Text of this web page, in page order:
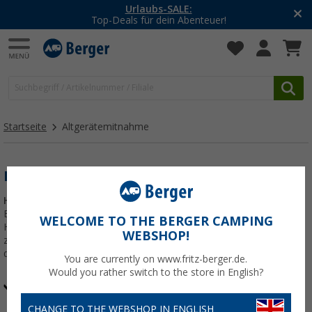
Urlaubs-SALE:
Top-Deals für dein Abenteuer!
Startseite Altgerätemitnahme
KOSTENLOSE ALTGERÄTEMITNAHME
Hinweis nach dem ElektroG:Du bist gesetzlich zur Rückgabe von
Elektroaltgeräten verpflichtet. Elektroaltgeräte dürfen nicht im
Hausmüll entsorgt, sondern müssen einer getrennten Erfassung
zugeführt werden. Dafür sind Elektrogeräte mit der
durchgestrichenen Mülltonne gekennzeichnet.
WELCOME TO THE BERGER CAMPING
WEBSHOP!
You are currently on www.fritz-berger.de.
Would you rather switch to the store in English?
CHANGE TO THE WEBSHOP IN ENGLISH